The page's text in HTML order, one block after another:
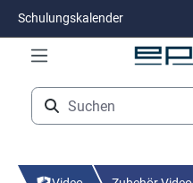
Zum Hauptinhalt springen
Schulungskalender